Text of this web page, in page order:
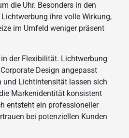
die Uhr. Besonders in den
ihre volle Wirkung,
im Umfeld weniger präsent
der Flexibilität. Lichtwerbung
Design angepasst
und Lichtintensität lassen sich
Markenidentität konsistent
entsteht ein professioneller
bei potenziellen Kunden